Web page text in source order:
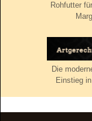
Rohfutter
Die
Einstieg